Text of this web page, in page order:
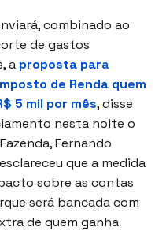
combinado ao
de gastos
a proposta para
de Renda quem
5 mil por mês, disse
nesta noite o
Fernando
que a medida
sobre as contas
será bancada com
de quem ganha